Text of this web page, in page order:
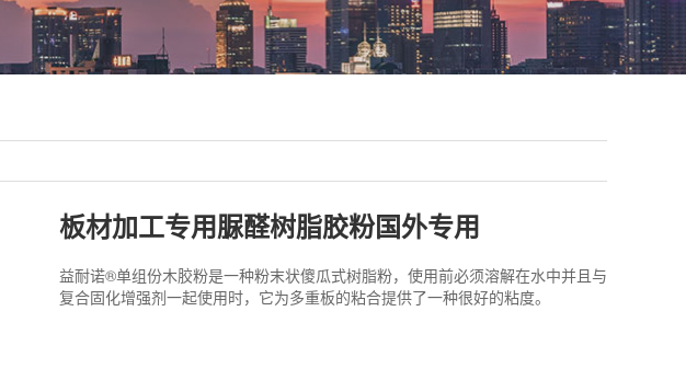
板材加工专用脲醛树脂胶粉国外专用
益耐诺®单组份木胶粉是一种粉末状傻瓜式树脂粉，使用前必须溶解在水中并且与
复合固化增强剂一起使用时，它为多重板的粘合提供了一种很好的粘度。